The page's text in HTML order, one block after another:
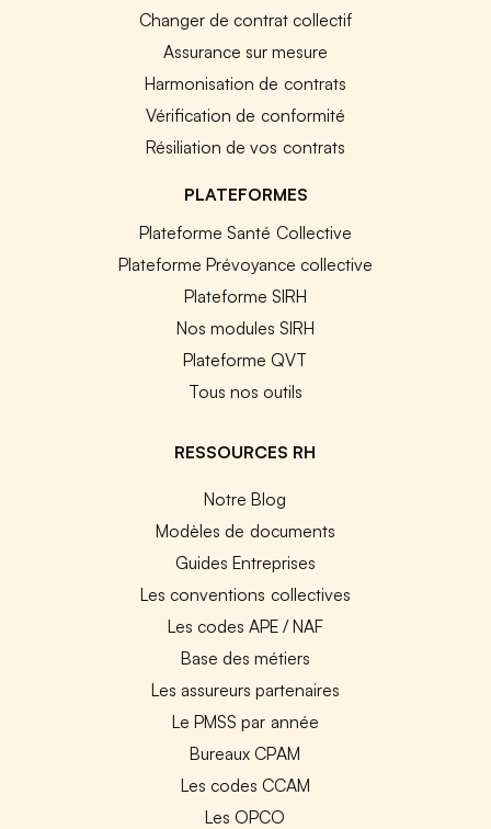
Changer de contrat collectif
Assurance sur mesure
Harmonisation de contrats
Vérification de conformité
Résiliation de vos contrats
PLATEFORMES
Plateforme Santé Collective
Plateforme Prévoyance collective
Plateforme SIRH
Nos modules SIRH
Plateforme QVT
Tous nos outils
RESSOURCES RH
Notre Blog
Modèles de documents
Guides Entreprises
Les conventions collectives
Les codes APE / NAF
Base des métiers
Les assureurs partenaires
Le PMSS par année
Bureaux CPAM
Les codes CCAM
Les OPCO